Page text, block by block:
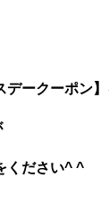
ークーポン】
ください^ ^